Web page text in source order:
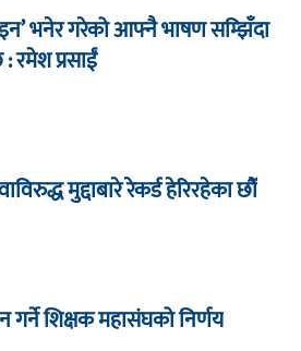
भनेर गरेको आफ्नै भाषण सम्झिँदा
रमेश प्रसाईं
मुद्दाबारे रेकर्ड हेरिरहेका छौँ
शिक्षक महासंघको निर्णय